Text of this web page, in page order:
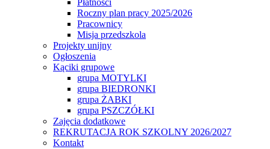
Płatności
Roczny plan pracy 2025/2026
Pracownicy
Misja przedszkola
Projekty unijny
Ogłoszenia
Kąciki grupowe
grupa MOTYLKI
grupa BIEDRONKI
grupa ŻABKI
grupa PSZCZÓŁKI
Zajęcia dodatkowe
REKRUTACJA ROK SZKOLNY 2026/2027
Kontakt